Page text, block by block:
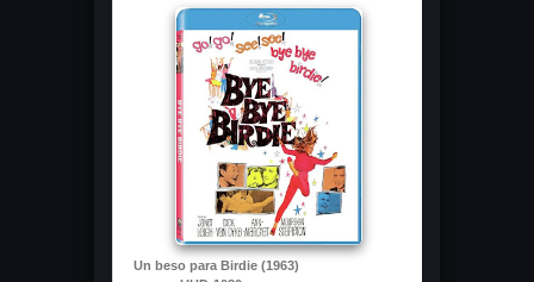
Un beso para Birdie (1963)